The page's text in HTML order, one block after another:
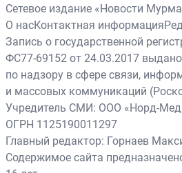
Сетевое издание «Новости
О насКонтактная информация
Запись о государственной
ФС77-69152 от 24.03.2017
по надзору в сфере связи,
и массовых коммуникаций
Учредитель СМИ: ООО «Норд-
ОГРН 1125190011297
Главный редактор: Горнаев
Содержимое сайта